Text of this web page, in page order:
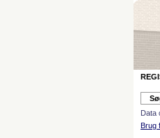
Data
Brug